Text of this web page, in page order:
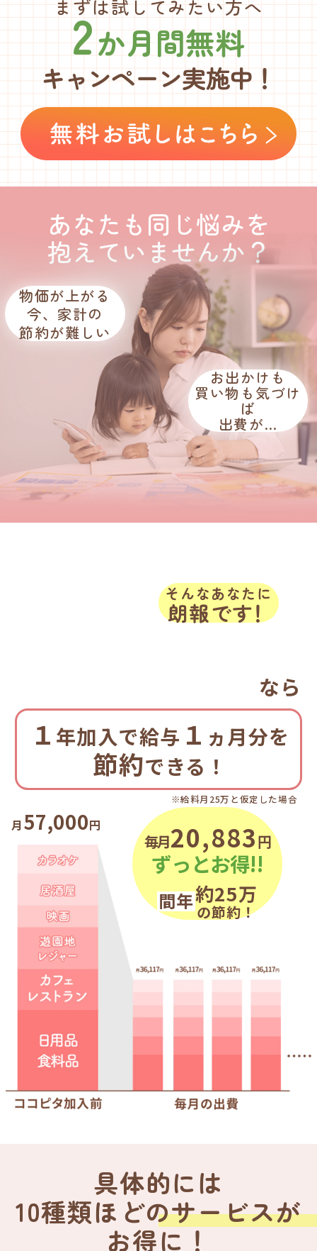
まずは試してみたい方へ
2か月間無料
キャンペーン実施中！
あなたも同じ悩みを
抱えていませんか？
物価が上がる
今、家計の
節約が難しい
お出かけも
買い物も気づけ
ば
出費が…
そんなあなたに
朗報です！
なら
１ 年加入で給与 １ ヵ月分を
節約できる！
※給料月25万と仮定した場合
月57,000円
毎月20,883円
ずっとお得!!
年間 約25万
の節約！
具体的には
10種類ほどのサービスが
お得に！